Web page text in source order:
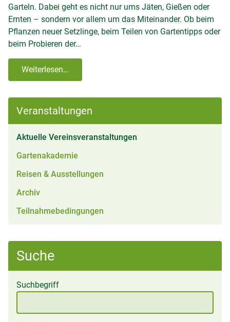
Veranstaltungen
Aktuelle Vereinsveranstaltungen
Gartenakademie
Reisen & Ausstellungen
Archiv
Teilnahmebedingungen
Suche
Suchbegriff
Garteln. Dabei geht es nicht nur ums Jäten, Gießen oder
Ernten – sondern vor allem um das Miteinander. Ob beim
Pflanzen neuer Setzlinge, beim Teilen von Gartentipps oder
beim Probieren der…
Weiterlesen…